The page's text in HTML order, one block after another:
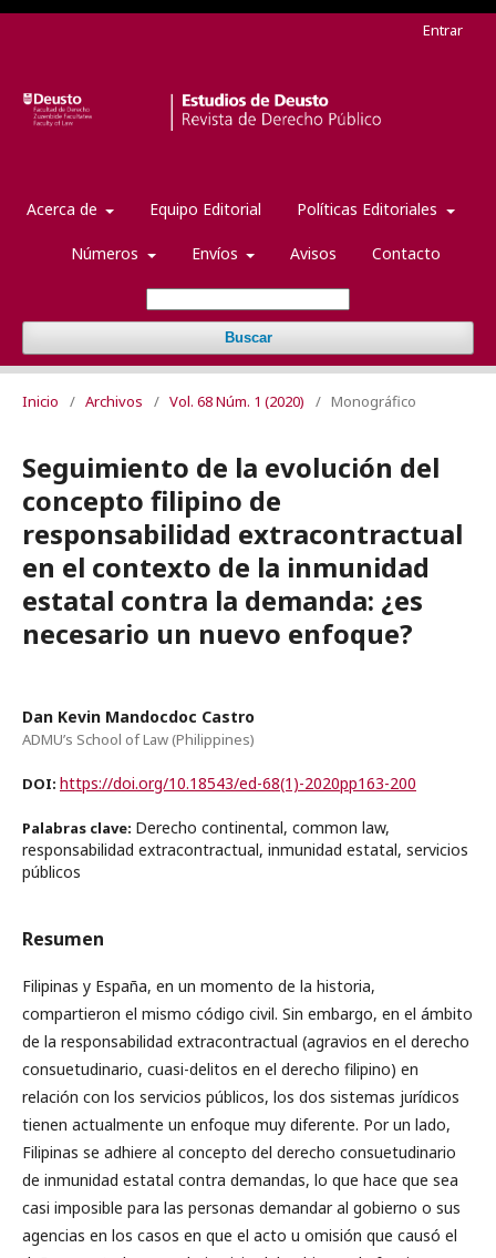
Acerca de Equipo Editorial Políticas Editoriales
Números Envíos Avisos Contacto
Buscar
Entrar
Inicio / Archivos / Vol. 68 Núm. 1 (2020) / Monográfico
Seguimiento de la evolución del
concepto filipino de
responsabilidad extracontractual
en el contexto de la inmunidad
estatal contra la demanda: ¿es
necesario un nuevo enfoque?
Dan Kevin Mandocdoc Castro
ADMU’s School of Law (Philippines)
DOI: https://doi.org/10.18543/ed-68(1)-2020pp163-200
Palabras clave: Derecho continental, common law,
responsabilidad extracontractual, inmunidad estatal, servicios
públicos
Resumen
Filipinas y España, en un momento de la historia,
compartieron el mismo código civil. Sin embargo, en el ámbito
de la responsabilidad extracontractual (agravios en el derecho
consuetudinario, cuasi-delitos en el derecho filipino) en
relación con los servicios públicos, los dos sistemas jurídicos
tienen actualmente un enfoque muy diferente. Por un lado,
Filipinas se adhiere al concepto del derecho consuetudinario
de inmunidad estatal contra demandas, lo que hace que sea
casi imposible para las personas demandar al gobierno o sus
agencias en los casos en que el acto u omisión que causó el